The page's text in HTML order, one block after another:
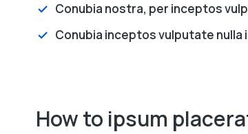
Conubia nostra, per inceptos
Conubia inceptos vulputate nulla
How to ipsum